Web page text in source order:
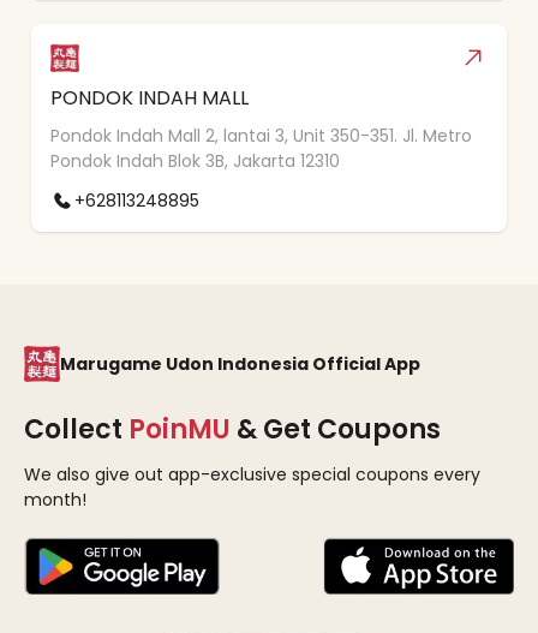
PONDOK INDAH MALL
Pondok Indah Mall 2, lantai 3, Unit 350-351. Jl. Metro
Pondok Indah Blok 3B, Jakarta 12310
+628113248895
Marugame Udon Indonesia Official App
Collect PoinMU & Get Coupons
We also give out app-exclusive special coupons every
month!